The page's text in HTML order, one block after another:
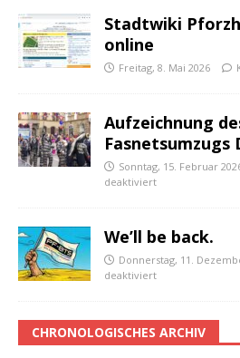
Stadtwiki
online
Freitag, 8. Mai 2026
Aufzeichnung
Sonntag, 15. Februar
deaktiviert
We’ll be back.
Donnerstag, 11.
deaktiviert
CHRONOLOGISCHES ARCHIV